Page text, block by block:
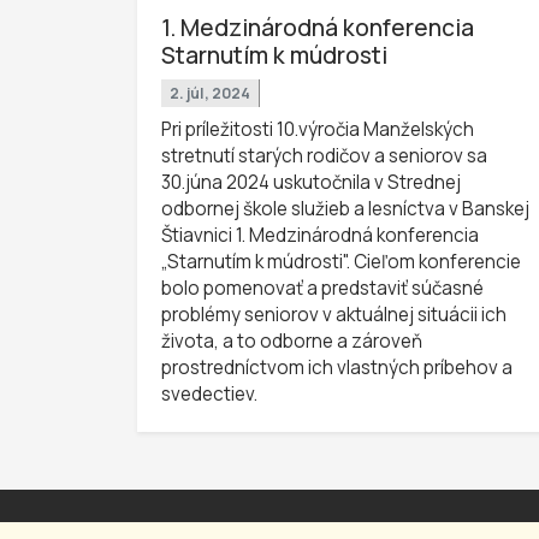
1. Medzinárodná konferencia
Starnutím k múdrosti
2. júl, 2024
Pri príležitosti 10.výročia Manželských
stretnutí starých rodičov a seniorov sa
30.júna 2024 uskutočnila v Strednej
odbornej škole služieb a lesníctva v Banskej
Štiavnici 1. Medzinárodná konferencia
„Starnutím k múdrosti". Cieľom konferencie
bolo pomenovať a predstaviť súčasné
problémy seniorov v aktuálnej situácii ich
života, a to odborne a zároveň
prostredníctvom ich vlastných príbehov a
svedectiev.